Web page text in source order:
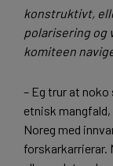
konstruktivt,
polarisering og
komiteen
– Eg trur at
etnisk mangfald,
Noreg med
forskarkarrierar.